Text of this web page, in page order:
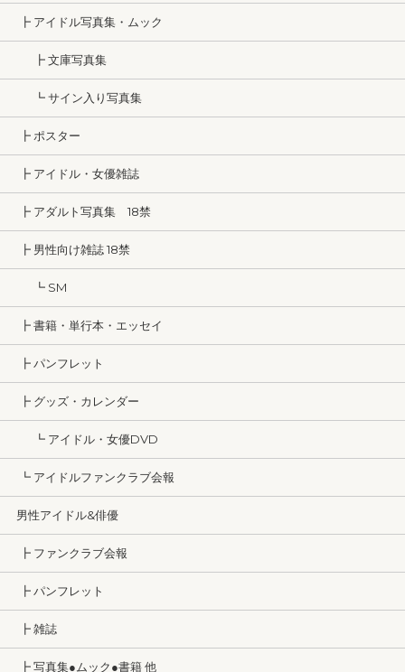
┣ アイドル写真集・ムック
┣ 文庫写真集
┗ サイン入り写真集
┣ ポスター
┣ アイドル・女優雑誌
┣ アダルト写真集 18禁
┣ 男性向け雑誌 18禁
┗ SM
┣ 書籍・単行本・エッセイ
┣ パンフレット
┣ グッズ・カレンダー
┗ アイドル・女優DVD
┗ アイドルファンクラブ会報
男性アイドル&俳優
┣ ファンクラブ会報
┣ パンフレット
┣ 雑誌
┣ 写真集●ムック●書籍 他